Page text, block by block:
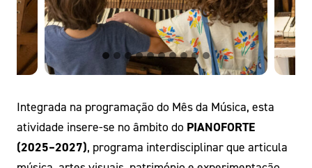
Integrada na programação do Mês da Música, esta
atividade insere-se no âmbito do PIANOFORTE
(2025–2027), programa interdisciplinar que articula